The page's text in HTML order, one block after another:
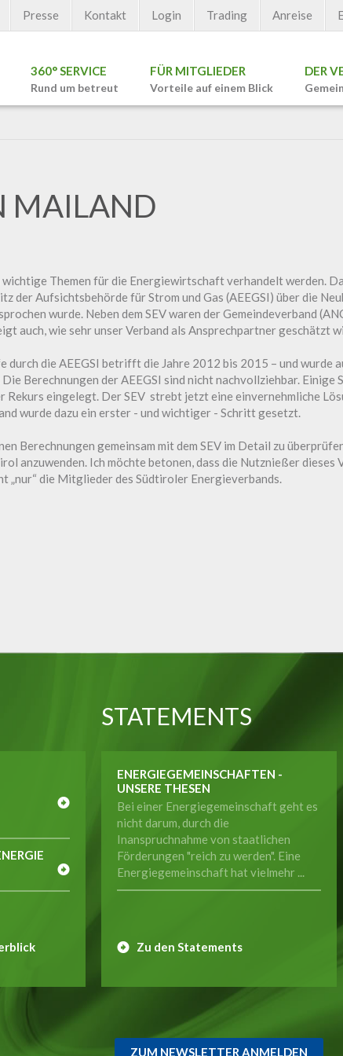
360° SERVICE
Rund um betreut
FÜR MITGLIEDER
Vorteile auf einem Blick
DER
Presse Kontakt Login Trading Anreise
MAILAND
wichtige Themen für die Energiewirtschaft verhandelt werden.
der Aufsichtsbehörde für Strom und Gas (AEEGSI) über die
wurde. Neben dem SEV waren der Gemeindeverband
auch, wie sehr unser Verband als Ansprechpartner geschätzt
durch die AEEGSI betrifft die Jahre 2012 bis 2015 – und wurde
Berechnungen der AEEGSI sind nicht nachvollziehbar.
Rekurs eingelegt. Der SEV strebt jetzt eine einvernehmliche
wurde dazu ein erster - und wichtiger - Schritt gesetzt.
Berechnungen gemeinsam mit dem SEV im Detail zu
anzuwenden. Ich möchte betonen, dass die Nutznießer
„nur“ die Mitglieder des Südtiroler Energieverbands.
STATEMENTS
ENERGIEGEMEINSCHAFTEN -
UNSERE THESEN
Bei einer Energiegemeinschaft geht es
nicht darum, durch die
Inanspruchnahme von staatlichen
Förderungen "reich zu werden". Eine
Energiegemeinschaft hat vielmehr ...
Zu den Statements
ZUM NEWSLETTER ANMELDEN